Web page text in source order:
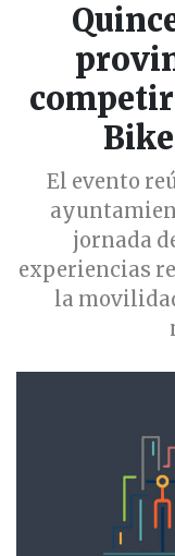
El evento
jornada
experiencias
la